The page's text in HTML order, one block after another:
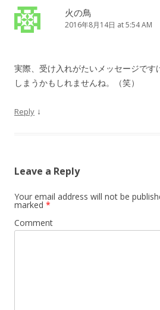
火の鳥
2016年8月14日 at 5:54 AM
実際、受け入れがたいメッセージです
しまうかもしれませんね。（笑）
Reply ↓
Leave a Reply
Your email address will not be
marked *
Comment